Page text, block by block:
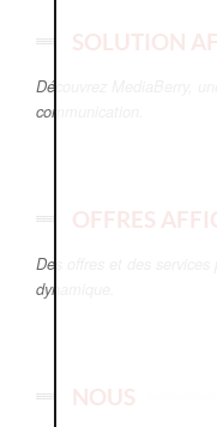
SOLUTION
Découvrez MediaBerry,
communication.
OFFRES
Des offres et des
dynamique.
NOUS